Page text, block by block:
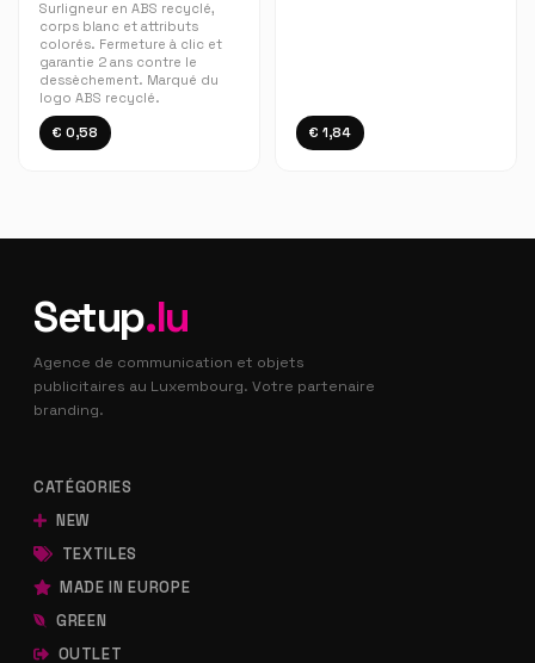
Surligneur en ABS recyclé,
corps blanc et attributs
colorés. Fermeture à clic et
garantie 2 ans contre le
dessèchement. Marqué du
logo ABS recyclé.
€ 0,58 € 1,84
Setup.lu
Agence de communication et objets
publicitaires au Luxembourg. Votre partenaire
branding.
CATÉGORIES
NEW
TEXTILES
MADE IN EUROPE
GREEN
OUTLET